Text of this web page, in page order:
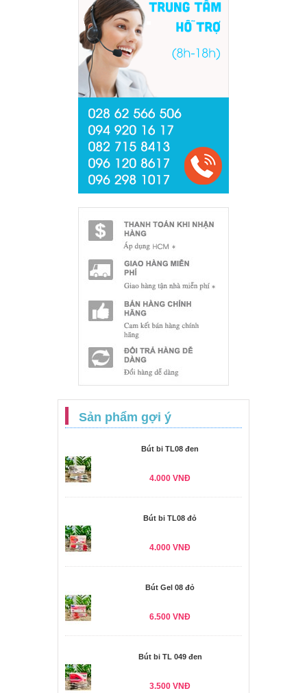
Sản phẩm gợi ý
Bút bi TL08 đen
4.000 VNĐ
Bút bi TL08 đỏ
4.000 VNĐ
Bút Gel 08 đỏ
6.500 VNĐ
Bút bi TL 049 đen
3.500 VNĐ